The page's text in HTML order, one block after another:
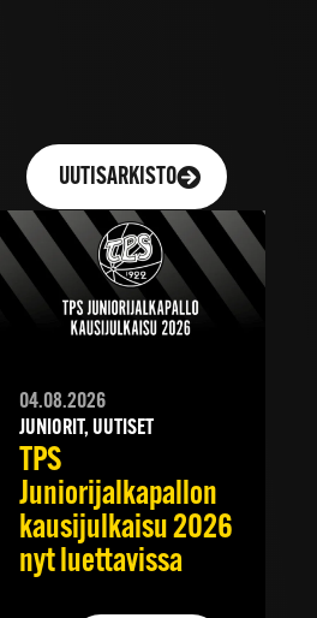
UUTISARKISTO
04.08.2026
JUNIORIT, UUTISET
TPS
Juniorijalkapallon
kausijulkaisu 2026
nyt luettavissa